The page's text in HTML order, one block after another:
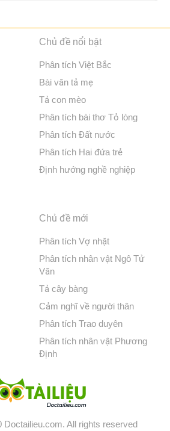
Chủ đề nổi bật
Phân tích Việt Bắc
Bài văn tả mẹ
Tả con mèo
Phân tích bài thơ Tỏ lòng
Phân tích Đất nước
Phân tích Hai đứa trẻ
Định hướng nghề nghiệp
Chủ đề mới
Phân tích Vợ nhặt
Phân tích nhân vật Ngô Tử
Văn
Tả cây bàng
Cảm nghĩ về người thân
Phân tích Trao duyên
Phân tích nhân vật Phương
Định
Doctailieu.com. All rights reserved